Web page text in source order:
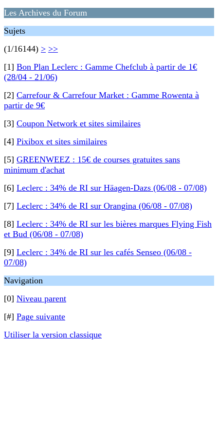
Les Archives du Forum
Sujets
(1/16144) > >>
[1] Bon Plan Leclerc : Gamme Chefclub à partir de 1€
(28/04 - 21/06)
[2] Carrefour & Carrefour Market : Gamme Rowenta à
partir de 9€
[3] Coupon Network et sites similaires
[4] Pixibox et sites similaires
[5] GREENWEEZ : 15€ de courses gratuites sans
minimum d'achat
[6] Leclerc : 34% de RI sur Häagen-Dazs (06/08 - 07/08)
[7] Leclerc : 34% de RI sur Orangina (06/08 - 07/08)
[8] Leclerc : 34% de RI sur les bières marques Flying Fish
et Bud (06/08 - 07/08)
[9] Leclerc : 34% de RI sur les cafés Senseo (06/08 -
07/08)
Navigation
[0] Niveau parent
[#] Page suivante
Utiliser la version classique